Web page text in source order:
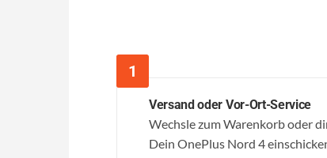
Versand oder Vor-Ort-Service
Wechsle zum Warenkorb oder
Dein OnePlus Nord 4